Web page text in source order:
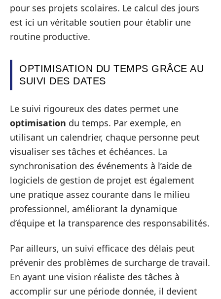
pour ses projets scolaires. Le calcul des jours
est ici un véritable soutien pour établir une
routine productive.
OPTIMISATION DU TEMPS GRÂCE AU
SUIVI DES DATES
Le suivi rigoureux des dates permet une
optimisation du temps. Par exemple, en
utilisant un calendrier, chaque personne peut
visualiser ses tâches et échéances. La
synchronisation des événements à l’aide de
logiciels de gestion de projet est également
une pratique assez courante dans le milieu
professionnel, améliorant la dynamique
d’équipe et la transparence des responsabilités.
Par ailleurs, un suivi efficace des délais peut
prévenir des problèmes de surcharge de travail.
En ayant une vision réaliste des tâches à
accomplir sur une période donnée, il devient